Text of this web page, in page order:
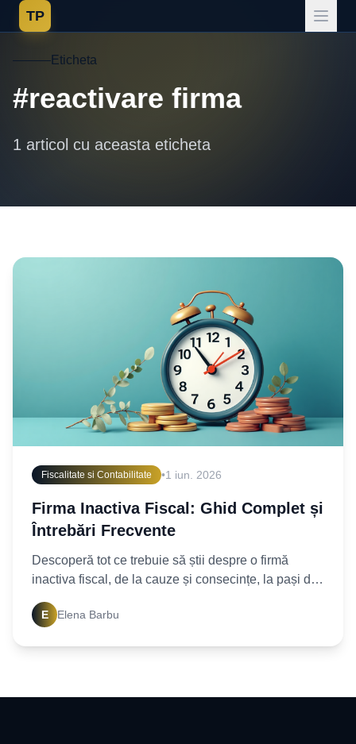
TP
Eticheta
#reactivare firma
1 articol cu aceasta eticheta
Fiscalitate si Contabilitate •1 iun. 2026
Firma Inactiva Fiscal: Ghid Complet și
Întrebări Frecvente
Descoperă tot ce trebuie să știi despre o firmă
inactiva fiscal, de la cauze și consecințe, la pași de
E Elena Barbu